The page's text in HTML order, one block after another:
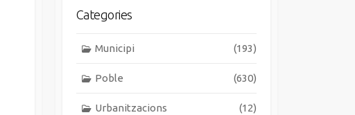
Categories
Municipi (193)
Poble (630)
Urbanitzacions (12)